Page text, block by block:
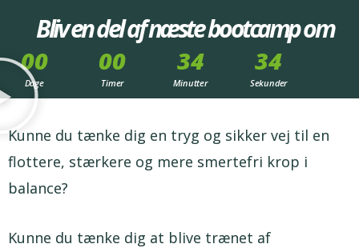
Bliv en del af næste bootcamp om
00
Dage
00
Timer
34
Minutter
30
Sekunder
Kunne du tænke dig en tryg og sikker vej til en
flottere, stærkere og mere smertefri krop i
balance?
Kunne du tænke dig at blive trænet af